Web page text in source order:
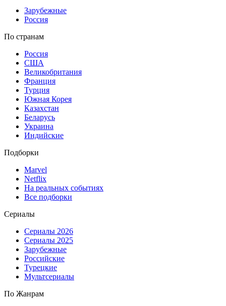
Зарубежные
Россия
По странам
Россия
США
Великобритания
Франция
Турция
Южная Корея
Казахстан
Беларусь
Украина
Индийские
Подборки
Marvel
Netflix
На реальных событиях
Все подборки
Сериалы
Сериалы 2026
Сериалы 2025
Зарубежные
Российские
Турецкие
Мультсериалы
По Жанрам